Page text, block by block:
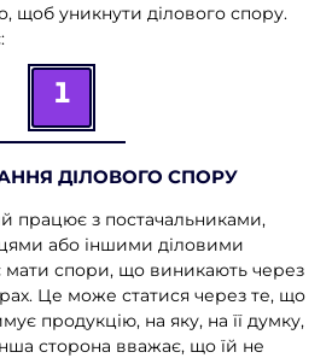
щоб уникнути ділового спору.
1
ДІЛОВОГО СПОРУ
працює з постачальниками,
або іншими діловими
мати спори, що виникають через
Це може статися через те, що
продукцію, на яку, на її думку,
сторона вважає, що їй не